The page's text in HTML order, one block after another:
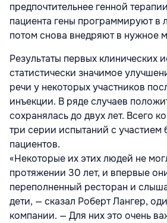
предпочтительнее генной
пациента гены программируют в
потом снова внедряют в нужное
Результаты первых клинических
статистически значимое
речи у некоторых участников
инъекции. В ряде случаев
сохранялась до двух лет. Всего
три серии испытаний с участием
пациентов.
«Некоторые их этих людей не
протяжении 30 лет, и впервые
переполненный ресторан и
дети, — сказал Роберт Лангер,
компании. — Для них это очень